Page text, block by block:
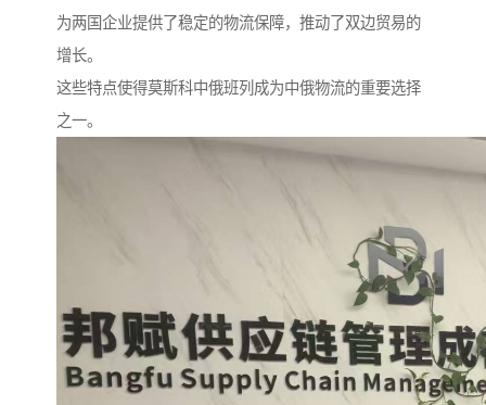
为两国企业提供了稳定的物流保障，推动了双边贸易的
增长。
这些特点使得莫斯科中俄班列成为中俄物流的重要选择
之一。